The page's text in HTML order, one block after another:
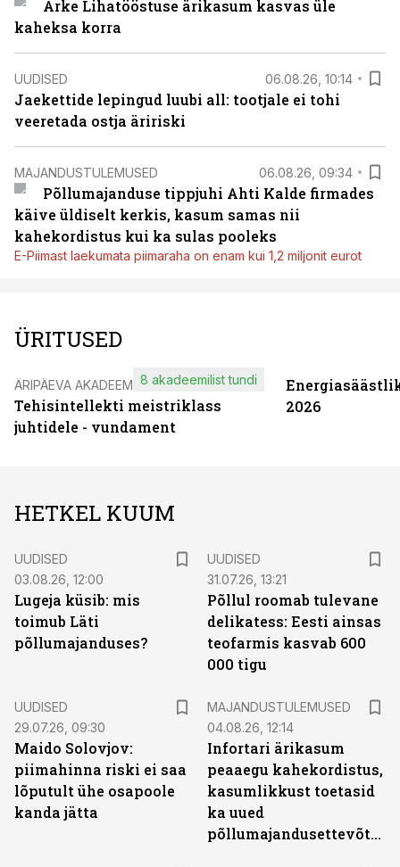
Arke Lihatööstuse ärikasum kasvas üle
kaheksa korra
UUDISED 06.08.26, 10:14
Jaekettide lepingud luubi all: tootjale ei tohi
veeretada ostja äririski
MAJANDUSTULEMUSED 06.08.26, 09:34
Põllumajanduse tippjuhi Ahti Kalde firmades
käive üldiselt kerkis, kasum samas nii
kahekordistus kui ka sulas pooleks
E-Piimast laekumata piimaraha on enam kui 1,2 miljonit eurot
ÜRITUSED
ÄRIPÄEVA AKADEEMIA
Tehisintellekti meistriklass
juhtidele - vundament
8 akadeemilist tundi
2026
HETKEL KUUM
UUDISED
03.08.26, 12:00
Lugeja küsib: mis
toimub Läti
põllumajanduses?
UUDISED
31.07.26, 13:21
Põllul roomab tulevane
delikatess: Eesti ainsas
teofarmis kasvab 600
000 tigu
UUDISED
29.07.26, 09:30
Maido Solovjov:
piimahinna riski ei saa
lõputult ühe osapoole
kanda jätta
MAJANDUSTULEMUSED
04.08.26, 12:14
Infortari ärikasum
peaaegu kahekordistus,
kasumlikkust toetasid
ka uued
põllumajandusettevõtted